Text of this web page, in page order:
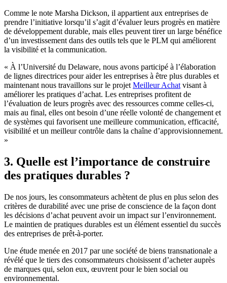
Comme le note Marsha Dickson, il appartient aux entreprises de
prendre l’initiative lorsqu’il s’agit d’évaluer leurs progrès en matière
de développement durable, mais elles peuvent tirer un large bénéfice
d’un investissement dans des outils tels que le PLM qui améliorent
la visibilité et la communication.
« À l’Université du Delaware, nous avons participé à l’élaboration
de lignes directrices pour aider les entreprises à être plus durables et
maintenant nous travaillons sur le projet Meilleur Achat visant à
améliorer les pratiques d’achat. Les entreprises profitent de
l’évaluation de leurs progrès avec des ressources comme celles-ci,
mais au final, elles ont besoin d’une réelle volonté de changement et
de systèmes qui favorisent une meilleure communication, efficacité,
visibilité et un meilleur contrôle dans la chaîne d’approvisionnement.
»
3. Quelle est l’importance de construire
des pratiques durables ?
De nos jours, les consommateurs achètent de plus en plus selon des
critères de durabilité avec une prise de conscience de la façon dont
les décisions d’achat peuvent avoir un impact sur l’environnement.
Le maintien de pratiques durables est un élément essentiel du succès
des entreprises de prêt-à-porter.
Une étude menée en 2017 par une société de biens transnationale a
révélé que le tiers des consommateurs choisissent d’acheter auprès
de marques qui, selon eux, œuvrent pour le bien social ou
environnemental.